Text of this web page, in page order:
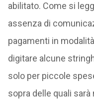
abilitato. Come si
assenza di
pagamenti in
digitare alcune
solo per piccole
sopra delle quali